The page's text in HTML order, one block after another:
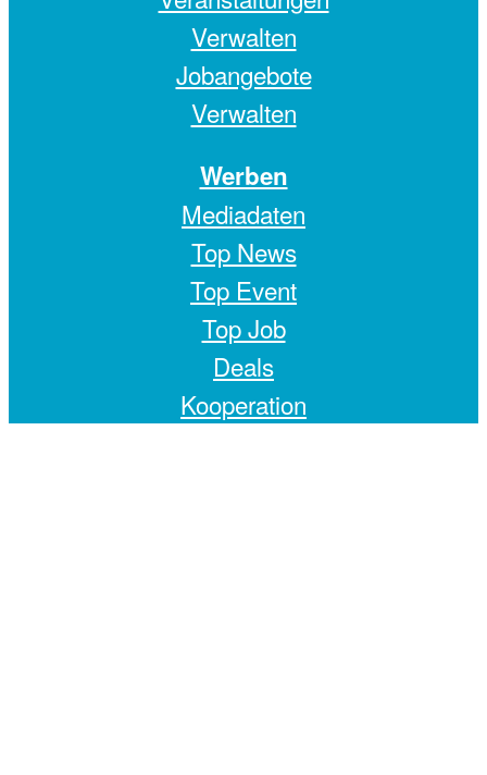
Verwalten
Jobangebote
Verwalten
Werben
Mediadaten
Top News
Top Event
Top Job
Deals
Kooperation